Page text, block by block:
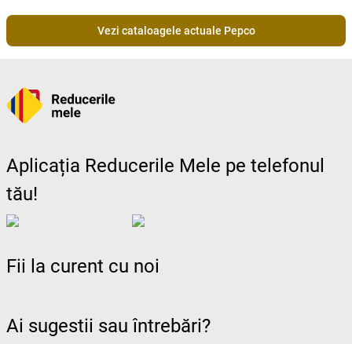
Vezi cataloagele actuale Pepco
Aplicația Reducerile Mele pe telefonul
tău!
Fii la curent cu noi
Ai sugestii sau întrebări?